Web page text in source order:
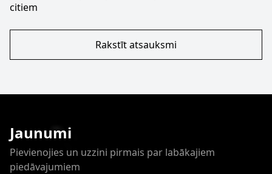
citiem
Rakstīt atsauksmi
Jaunumi
Pievienojies un uzzini pirmais par labākajiem
piedāvajumiem